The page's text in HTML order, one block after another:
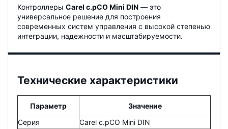
Контроллеры Carel c.pCO Mini DIN — это
универсальное решение для построения
современных систем управления с высокой степенью
интеграции, надежности и масштабируемости.
Технические характеристики
Параметр
Значение
Серия
Carel c.pCO Mini DIN